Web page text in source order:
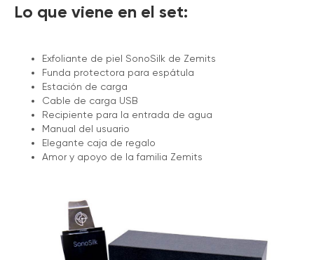
Lo que viene en el set:
Exfoliante de piel SonoSilk de Zemits
Funda protectora para espátula
Estación de carga
Cable de carga USB
Recipiente para la entrada de agua
Manual del usuario
Elegante caja de regalo
Amor y apoyo de la familia Zemits